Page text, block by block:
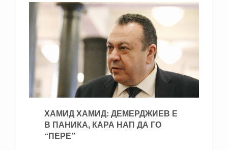
ХАМИД ХАМИД: ДЕМЕРДЖИЕВ Е
В ПАНИКА, КАРА НАП ДА ГО
“ПЕРЕ”